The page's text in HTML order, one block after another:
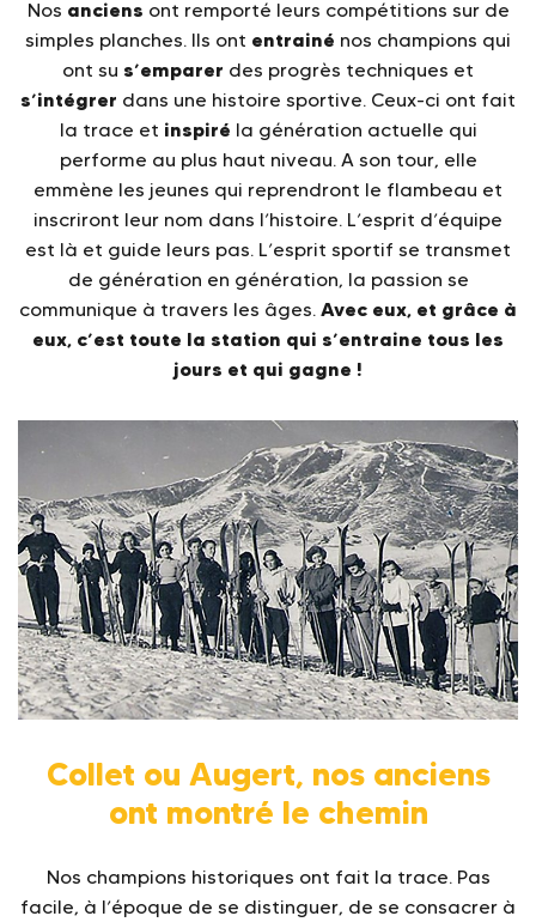
Nos anciens ont remporté leurs compétitions sur de
simples planches. Ils ont entrainé nos champions qui
ont su s’emparer des progrès techniques et
s’intégrer dans une histoire sportive. Ceux-ci ont fait
la trace et inspiré la génération actuelle qui
performe au plus haut niveau. A son tour, elle
emmène les jeunes qui reprendront le flambeau et
inscriront leur nom dans l’histoire. L’esprit d’équipe
est là et guide leurs pas. L’esprit sportif se transmet
de génération en génération, la passion se
communique à travers les âges. Avec eux, et grâce à
eux, c’est toute la station qui s’entraine tous les
jours et qui gagne !
Collet ou Augert, nos anciens
ont montré le chemin
Nos champions historiques ont fait la trace. Pas
facile, à l’époque de se distinguer, de se consacrer à